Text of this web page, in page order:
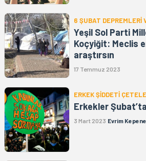
6 ŞUBAT DEPREMLERİ
Yeşil Sol Parti
Koçyiğit: Meclis
araştırsın
17 Temmuz 2023
ERKEK ŞİDDETİ
Erkekler
3 Mart 2023 Evrim